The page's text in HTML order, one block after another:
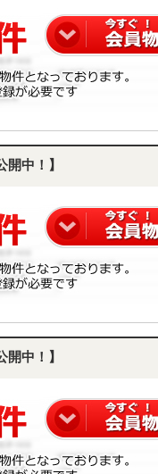
中！】
中！】